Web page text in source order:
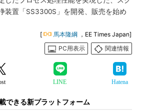
装置「SS3300S」を開発、販売を始め
[ 馬本隆綱 ，EE Times Japan]
PC用表示
関連情報
LINE Hatena
できる新プラットフォーム